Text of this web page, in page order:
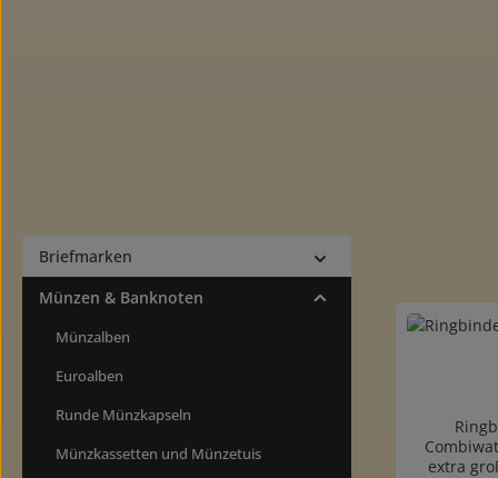
Briefmarken
Münzen & Banknoten
Münzalben
Euroalben
Runde Münzkapseln
Münzkassetten und Münzetuis
extra